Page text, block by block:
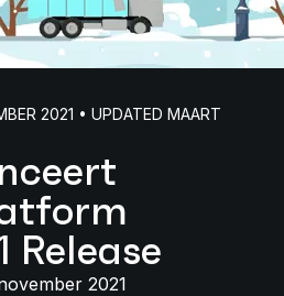
2021 • UPDATED MAART
Release
2021